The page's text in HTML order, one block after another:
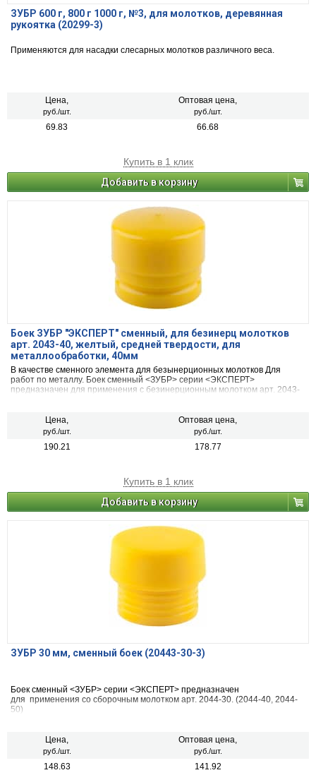
ЗУБР 600 г, 800 г 1000 г, №3, для молотков, деревянная
рукоятка (20299-3)
Применяются для насадки слесарных молотков различного веса.
Цена,
руб./шт.
Оптовая цена,
руб./шт.
69.83 66.68
Купить в 1 клик
Добавить в корзину
Боек ЗУБР "ЭКСПЕРТ" сменный, для безинерц молотков
арт. 2043-40, желтый, средней твердости, для
металлообработки, 40мм
В качестве сменного элемента для безынерционных молотков Для
работ по металлу. Боек сменный <ЗУБР> серии <ЭКСПЕРТ>
предназначен для применения с безинерционным молотком арт. 2043-
Цена,
руб./шт.
Оптовая цена,
руб./шт.
190.21 178.77
Купить в 1 клик
Добавить в корзину
ЗУБР 30 мм, сменный боек (20443-30-3)
Боек сменный <ЗУБР> серии <ЭКСПЕРТ> предназначен
для применения со сборочным молотком арт. 2044-30. (2044-40, 2044-
50)
Цена,
руб./шт.
Оптовая цена,
руб./шт.
148.63 141.92